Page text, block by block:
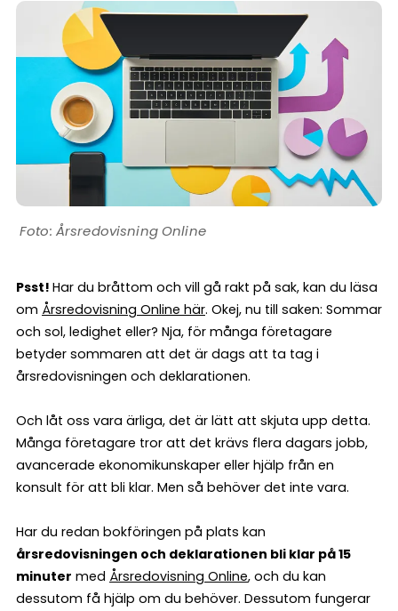
Årsredovisning Online
Psst! Har du bråttom och vill gå rakt på sak, kan du läsa
om Årsredovisning Online här. Okej, nu till saken: Sommar
och sol, ledighet eller? Nja, för många företagare
betyder sommaren att det är dags att ta tag i
årsredovisningen och deklarationen.
Och låt oss vara ärliga, det är lätt att skjuta upp detta.
Många företagare tror att det krävs flera dagars jobb,
avancerade ekonomikunskaper eller hjälp från en
konsult för att bli klar. Men så behöver det inte vara.
Har du redan bokföringen på plats kan
årsredovisningen och deklarationen bli klar på 15
minuter med Årsredovisning Online, och du kan
dessutom få hjälp om du behöver. Dessutom fungerar